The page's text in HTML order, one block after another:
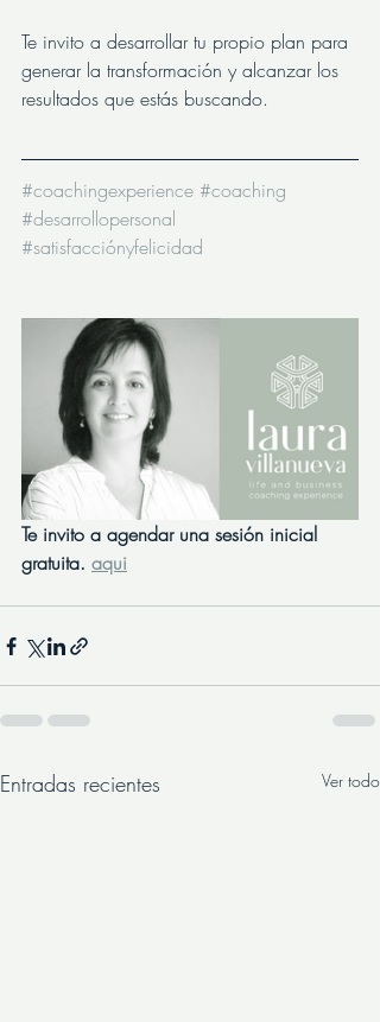
Te invito a desarrollar tu propio plan para
generar la transformación y alcanzar los
resultados que estás buscando.
#coachingexperience #coaching
#desarrollopersonal
#satisfacciónyfelicidad
Te invito a agendar una sesión inicial
gratuita. aqui
Entradas recientes Ver todo